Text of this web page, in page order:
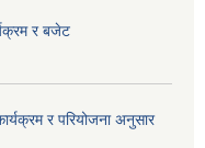
र बजेट
र परियोजना अनुसार